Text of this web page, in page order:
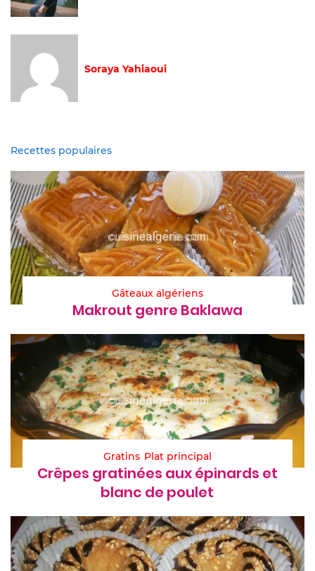
Soraya Yahiaoui
Recettes populaires
Gâteaux algériens
Makrout genre Baklawa
Gratins Plat principal
Crêpes gratinées aux épinards et
blanc de poulet